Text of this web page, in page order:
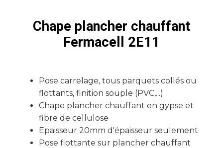
Chape plancher chauffant
Fermacell 2E11
Pose carrelage, tous parquets collés ou
flottants, finition souple (PVC,...)
‍Chape plancher chauffant en gypse et
fibre de cellulose
Epaisseur 20mm d'épaisseur seulement
Pose flottante sur plancher chauffant